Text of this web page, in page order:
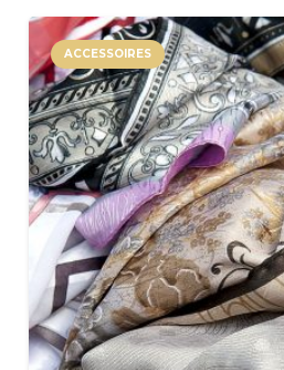
ACCESSOIRES